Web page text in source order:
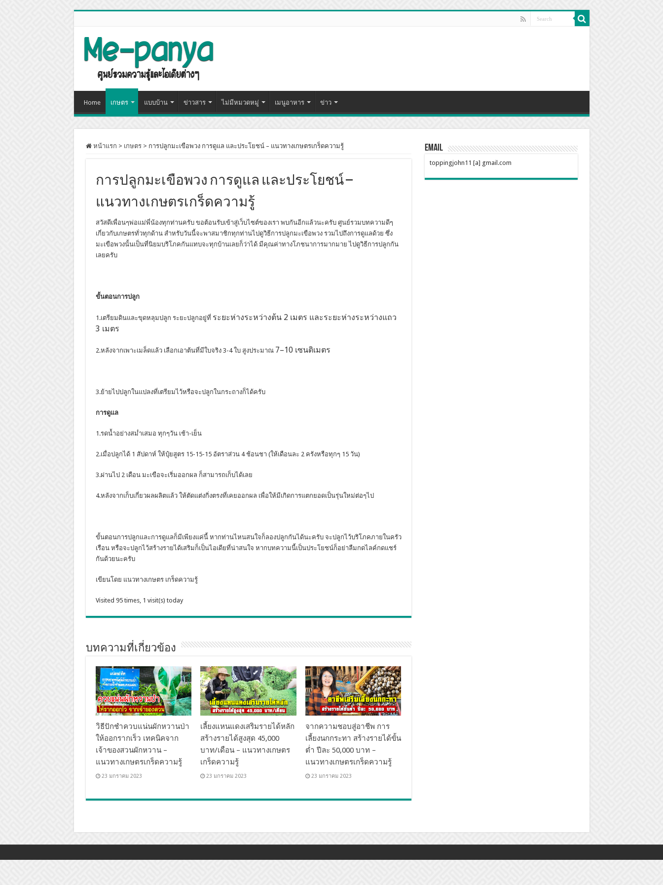
Home เกษตร แบบบ้าน ข่าวสาร ไม่มีหมวดหมู่ เมนูอาหาร ข่าว
หน้าแรก > เกษตร > การปลูกมะเขือพวง การดูแล และประโยชน์ – แนวทางเกษตรเกร็ดความรู้
การปลูกมะเขือพวง การดูแล และประโยชน์ –
แนวทางเกษตรเกร็ดความรู้
สวัสดีเพื่อนๆพ่อแม่พี่น้องทุกท่านครับ ขอต้อนรับเข้าสู่เว็บไซต์ของเรา พบกันอีกแล้วนะครับ ศูนย์รวมบทความดีๆ
เกี่ยวกับเกษตรทั่วทุกด้าน สำหรับวันนี้จะพาสมาชิกทุกท่านไปดูวิธีการปลูกมะเขือพวง รวมไปถึงการดูแลด้วย ซึ่ง
มะเขือพวงนั้นเป็นที่นิยมบริโภคกันแทบจะทุกบ้านเลยก็ว่าได้ มีคุณค่าทางโภชนาการมากมาย ไปดูวิธีการปลูกกัน
เลยครับ
ขั้นตอนการปลูก
1.เตรียมดินและขุดหลุมปลูก ระยะปลูกอยู่ที่ ระยะห่างระหว่างต้น 2 เมตร และระยะห่างระหว่างแถว
3 เมตร
2.หลังจากเพาะเมล็ดแล้ว เลือกเอาต้นที่มีใบจริง 3-4 ใบ สูงประมาณ 7–10 เซนติเมตร
3.ย้ายไปปลูกในแปลงที่เตรียมไว้หรือจะปลูกในกระถางก็ได้ครับ
การดูแล
1.รดน้ำอย่างสม่ำเสมอ ทุกๆวัน เช้า-เย็น
2.เมื่อปลูกได้ 1 สัปดาห์ ให้ปุ๋ยสูตร 15-15-15 อัตราส่วน 4 ช้อนชา (ให้เดือนละ 2 ครังหรือทุกๆ 15 วัน)
3.ผ่านไป 2 เดือน มะเขือจะเริ่มออกผล ก็สามารถเก็บได้เลย
4.หลังจากเก็บเกี่ยวผลผลิตแล้ว ให้ตัดแต่งกิ่งตรงที่เคยออกผล เพื่อให้มีเกิดการแตกยอดเป็นรุ่นใหม่ต่อๆไป
ขั้นตอนการปลูกและการดูแลก็มีเพียงแค่นี้ หากท่านไหนสนใจก็ลองปลูกกันได้นะครับ จะปลูกไว้บริโภคภายในครัว
เรือน หรือจะปลูกไว้สร้างรายได้เสริมก็เป็นไอเดียที่น่าสนใจ หากบทความนี้เป็นประโยชน์ก็อย่าลืมกดไลค์กดแชร์
กันด้วยนะครับ
เขียนโดย แนวทางเกษตร เกร็ดความรู้
Visited 95 times, 1 visit(s) today
บทความที่เกี่ยวข้อง
วิธีปักชำควบแน่นผักหวานป่า
ให้ออกรากเร็ว เทคนิคจาก
เจ้าของสวนผักหวาน –
แนวทางเกษตรเกร็ดความรู้
23 มกราคม 2023
เลี้ยงแหนแดงเสริมรายได้หลัก
สร้างรายได้สูงสุด 45,000
บาท/เดือน – แนวทางเกษตร
เกร็ดความรู้
23 มกราคม 2023
จากความชอบสู่อาชีพ การ
เลี้ยงนกกระทา สร้างรายได้ขั้น
ต่ำ ปีละ 50,000 บาท –
แนวทางเกษตรเกร็ดความรู้
23 มกราคม 2023
Email
toppingjohn11 [a] gmail.com